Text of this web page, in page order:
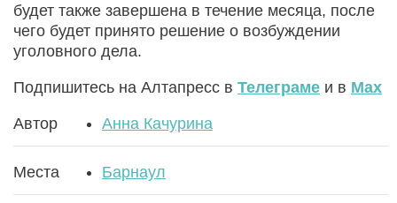
будет также завершена в течение месяца, после
чего будет принято решение о возбуждении
уголовного дела.
Подпишитесь на Алтапресс в Телеграме и в Max
Автор Анна Качурина
Места Барнаул